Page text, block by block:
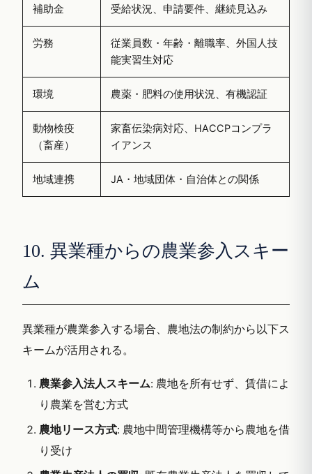
補助金 受給状況、申請要件、継続見込み
労務
従業員数・年齢・離職率、外国人技
能実習生対応
環境 農薬・肥料の使用状況、有機認証
動物検疫
（畜産）
家畜伝染病対応、HACCPコンプラ
イアンス
地域連携 JA・地域団体・自治体との関係
10. 異業種からの農業参入スキー
ム
異業種が農業参入する場合、農地法の制約から以下ス
キームが活用される。
農業参入法人スキーム: 農地を所有せず、賃借によ
り農業を営む方式
農地リース方式: 農地中間管理機構等から農地を借
り受け